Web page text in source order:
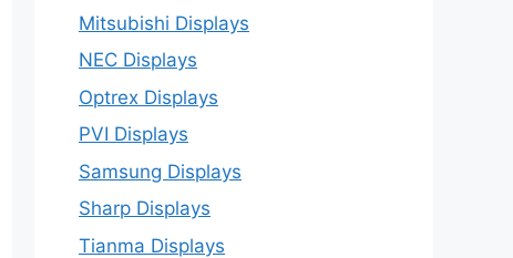
Mitsubishi Displays
NEC Displays
Optrex Displays
PVI Displays
Samsung Displays
Sharp Displays
Tianma Displays